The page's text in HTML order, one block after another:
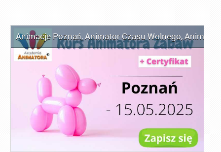
Animacje Poznań,Animator Czasu Wolnego,